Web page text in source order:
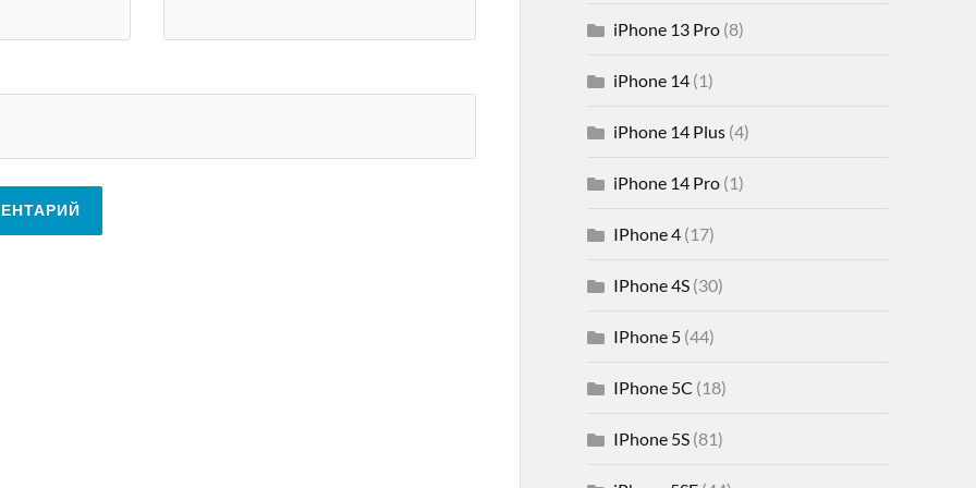
iPhone 13 Pro(8)
iPhone 14(1)
iPhone 14 Plus(4)
iPhone 14 Pro(1)
IPhone 4(17)
IPhone 4S(30)
IPhone 5(44)
IPhone 5C (18)
IPhone 5S(81)